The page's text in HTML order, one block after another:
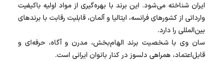
ایران شناخته می‌شود. این برند با بهره‌گیری از مواد اولیه باکیفیت
وارداتی از کشورهای فرانسه، ایتالیا و آلمان، قابلیت رقابت با برندهای
بین‌المللی را دارد.
سان وی با شخصیت برند الهام‌بخش، مدرن و آگاه، حرفه‌ای و
قابل‌اعتماد، همراهی دلسوز در کنار بانوان ایرانی است.